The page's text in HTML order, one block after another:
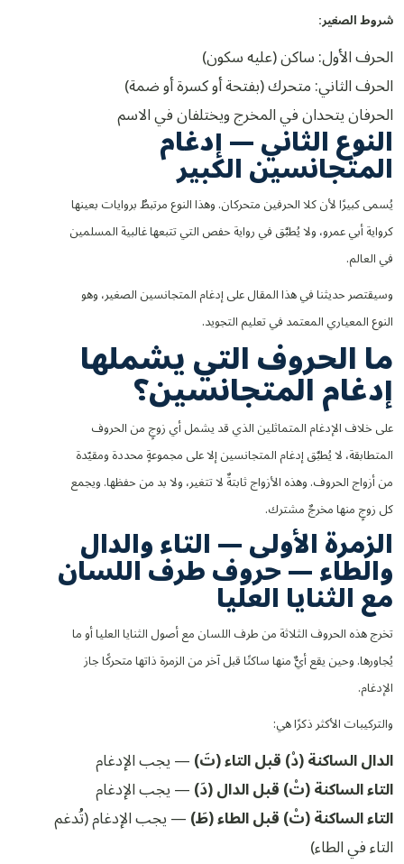
شروط الصغير:
الحرف الأول: ساكن (عليه سكون)
الحرف الثاني: متحرك (بفتحة أو كسرة أو ضمة)
الحرفان يتحدان في المخرج ويختلفان في الاسم
النوع الثاني — إدغام
المتجانسين الكبير
يُسمى كبيرًا لأن كلا الحرفين متحركان. وهذا النوع مرتبطٌ بروايات بعينها
كرواية أبي عمرو، ولا يُطبَّق في رواية حفص التي تتبعها غالبية المسلمين
في العالم.
وسيقتصر حديثنا في هذا المقال على إدغام المتجانسين الصغير، وهو
النوع المعياري المعتمد في تعليم التجويد.
ما الحروف التي يشملها
إدغام المتجانسين؟
على خلاف الإدغام المتماثلين الذي قد يشمل أي زوجٍ من الحروف
المتطابقة، لا يُطبَّق إدغام المتجانسين إلا على مجموعةٍ محددة ومقيّدة
من أزواج الحروف. وهذه الأزواج ثابتةٌ لا تتغير، ولا بد من حفظها. ويجمع
كل زوجٍ منها مخرجٌ مشترك.
الزمرة الأولى — التاء والدال
والطاء — حروف طرف اللسان
مع الثنايا العليا
تخرج هذه الحروف الثلاثة من طرف اللسان مع أصول الثنايا العليا أو ما
يُجاورها. وحين يقع أيٌّ منها ساكنًا قبل آخر من الزمرة ذاتها متحركًا جاز
الإدغام.
والتركيبات الأكثر ذكرًا هي:
الدال الساكنة (دْ) قبل التاء (تَ)— يجب الإدغام
التاء الساكنة (تْ) قبل الدال (دَ)— يجب الإدغام
التاء الساكنة (تْ) قبل الطاء (طَ)— يجب الإدغام (تُدغم
التاء في الطاء)